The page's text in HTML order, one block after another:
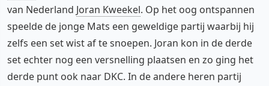
van Nederland Joran Kweekel. Op het oog ontspannen
speelde de jonge Mats een geweldige partij waarbij hij
zelfs een set wist af te snoepen. Joran kon in de derde
set echter nog een versnelling plaatsen en zo ging het
derde punt ook naar DKC. In de andere heren partij